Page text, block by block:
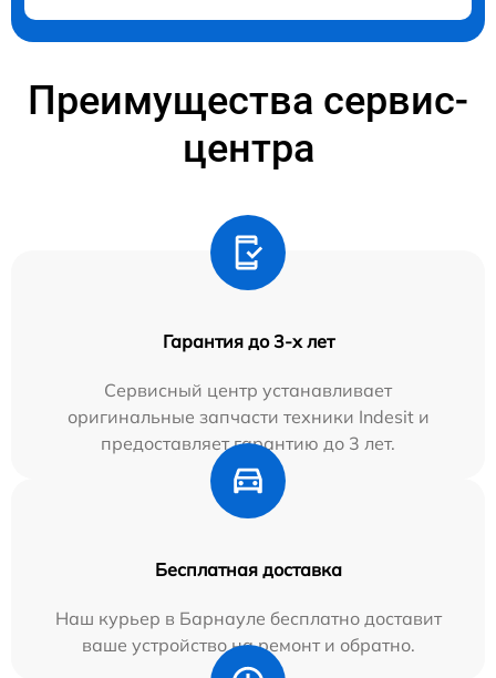
Преимущества сервис-
центра
Гарантия до 3-х лет
Сервисный центр устанавливает
оригинальные запчасти техники Indesit и
предоставляет гарантию до 3 лет.
Бесплатная доставка
Наш курьер в Барнауле бесплатно доставит
ваше устройство на ремонт и обратно.